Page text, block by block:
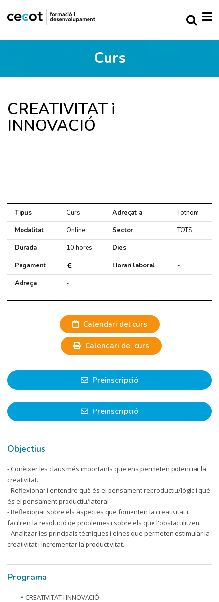
Curs
CREATIVITAT i
INNOVACIÓ
Tipus Curs Adreçat a
Tothom
Modalitat
Online Sector
TOTS
Durada
10 hores Dies
-
Pagament
Horari laboral
-
Adreça
-
Calendari del curs
Calendari del curs
Preinscripció
Preinscripció
Objectius
- Conèixer les claus més importants que ens permeten potenciar la
creativitat.
- Reflexionar i entendre què és el pensament reproductiu/lògic i què
és el pensament productiu/lateral.
- Reflexionar sobre els aspectes que fomenten la creativitat i
faciliten la resolució de problemes i sobre els que l'obstaculitzen.
- Analitzar les principals tècniques i eines que permeten estimular la
creativitat i incrementar la productivitat.
Programa
CREATIVITAT I INNOVACIÓ